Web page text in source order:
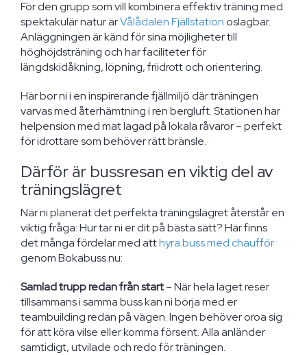
För den grupp som vill kombinera effektiv träning med
spektakulär natur ärVålådalen Fjällstationoslagbar.
Anläggningen är känd för sina möjligheter till
höghöjdsträning och har faciliteter för
längdskidåkning, löpning, friidrott och orientering.
Här bor ni i en inspirerande fjällmiljö där träningen
varvas med återhämtning i ren bergluft. Stationen har
helpension med mat lagad på lokala råvaror – perfekt
för idrottare som behöver rätt bränsle.
Därför är bussresan en viktig del av
träningslägret
När ni planerat det perfekta träningslägret återstår en
viktig fråga: Hur tar ni er dit på bästa sätt? Här finns
det många fördelar med atthyra buss med chaufför
genom Bokabuss.nu:
Samlad trupp redan från start– När hela laget reser
tillsammans i samma buss kan ni börja med er
teambuilding redan på vägen. Ingen behöver oroa sig
för att köra vilse eller komma försent. Alla anländer
samtidigt, utvilade och redo för träningen.